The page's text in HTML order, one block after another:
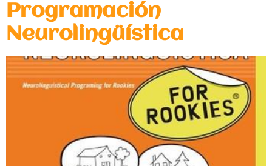
Programación
Neurolingüística